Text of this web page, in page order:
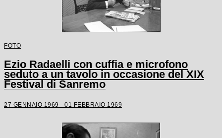
FOTO
Ezio Radaelli con cuffia e microfono
seduto a un tavolo in occasione del XIX
Festival di Sanremo
27 GENNAIO 1969 - 01 FEBBRAIO 1969